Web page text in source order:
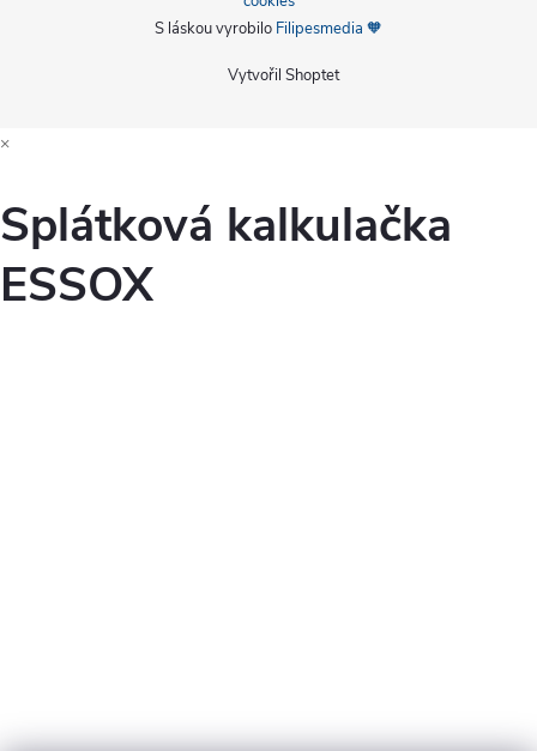
Vytvořil Shoptet
S láskou vyrobilo Filipesmedia 🧡
×
Splátková kalkulačka
ESSOX